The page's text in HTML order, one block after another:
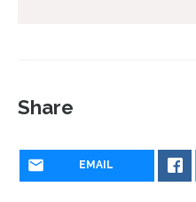
Share
EMAIL